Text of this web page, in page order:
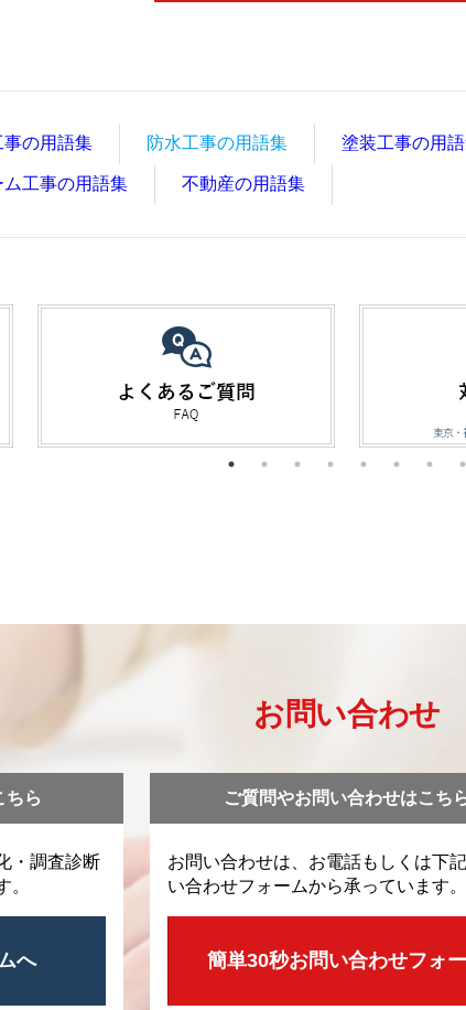
の用語集 防水工事の用語集 塗装工事の用
工事の用語集 不動産の用語集
お問い合わせ
ちら
・調査診断
。
へ
ご質問やお問い合わせはこち
お問い合わせは、お電話もしくは下
い合わせフォームから承っています。
簡単30秒お問い合わせフォ